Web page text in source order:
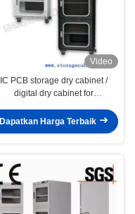
Video
IC PCB storage dry cabinet /
digital dry cabinet for
PGA,IC PCB SMT PBGA
Dapatkan Harga Terbaik